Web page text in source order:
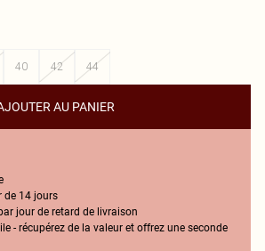
40 42 44
AU PANIER
de 14 jours
jour de retard de livraison
- récupérez de la valeur et offrez une seconde